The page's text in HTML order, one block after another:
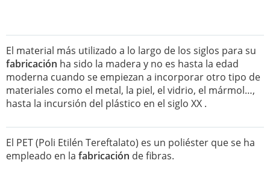
El material más utilizado a lo largo de los siglos para su
fabricación ha sido la madera y no es hasta la edad
moderna cuando se empiezan a incorporar otro tipo de
materiales como el metal, la piel, el vidrio, el mármol…,
hasta la incursión del plástico en el siglo XX .
El PET (Poli Etilén Tereftalato) es un poliéster que se ha
empleado en la fabricación de fibras.